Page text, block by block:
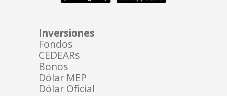
Inversiones
Fondos
CEDEARs
Bonos
Dólar MEP
Dólar Oficial